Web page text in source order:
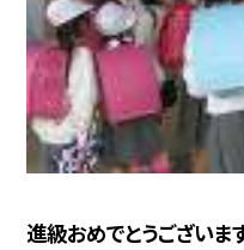
進級おめでとうございます